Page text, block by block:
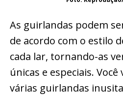
As guirlandas podem
de acordo com o estilo
cada lar, tornando-as
únicas e especiais.
várias guirlandas